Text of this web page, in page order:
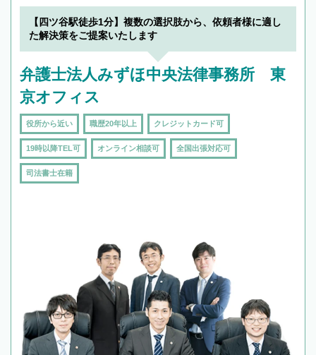
19時以降TEL可の条件
を加えて再検索
【四ツ谷駅徒歩1分】複数の選択肢から、依頼者様に適し
た解決策をご提案いたします
弁護士法人みずほ中央法律事務所 東
京オフィス
役所から近い 職歴20年以上 クレジットカード可
19時以降TEL可 オンライン相談可 全国出張対応可
司法書士在籍